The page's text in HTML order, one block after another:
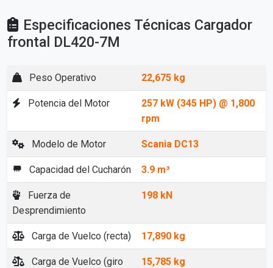
Especificaciones Técnicas Cargador
frontal DL420-7M
Peso Operativo 22,675 kg
Potencia del Motor
257 kW (345 HP) @ 1,800
rpm
Modelo de Motor Scania DC13
Capacidad del Cucharón 3.9 m³
Fuerza de
Desprendimiento
198 kN
Carga de Vuelco (recta) 17,890 kg
Carga de Vuelco (giro
15,785 kg